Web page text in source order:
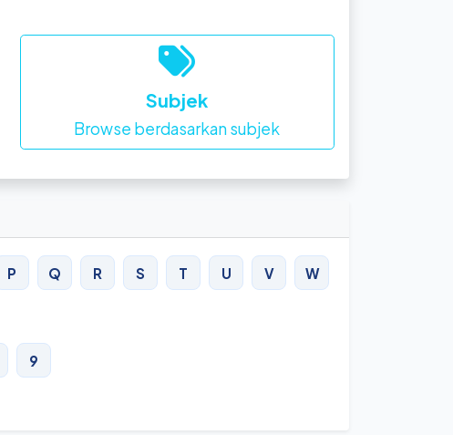
Subjek
Browse berdasarkan subjek
P Q R S T U V W
9